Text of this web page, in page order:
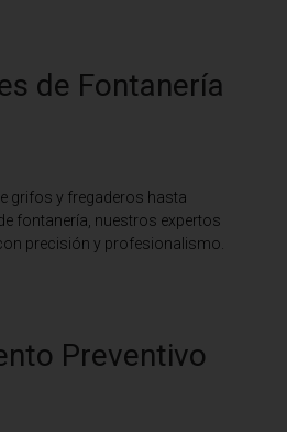
de Fontanería
grifos y fregaderos hasta
fontanería, nuestros expertos
precisión y profesionalismo.
Preventivo